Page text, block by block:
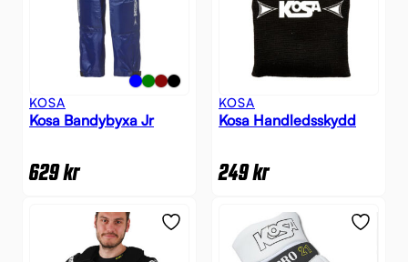
KOSA
Kosa Bandybyxa Jr
629kr
KOSA
Kosa Handledsskydd
249kr